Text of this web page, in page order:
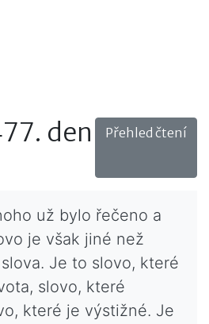
den
Přehled čtení
už bylo řečeno a
je však jiné než
Je to slovo, které
slovo, které
které je výstižné. Je